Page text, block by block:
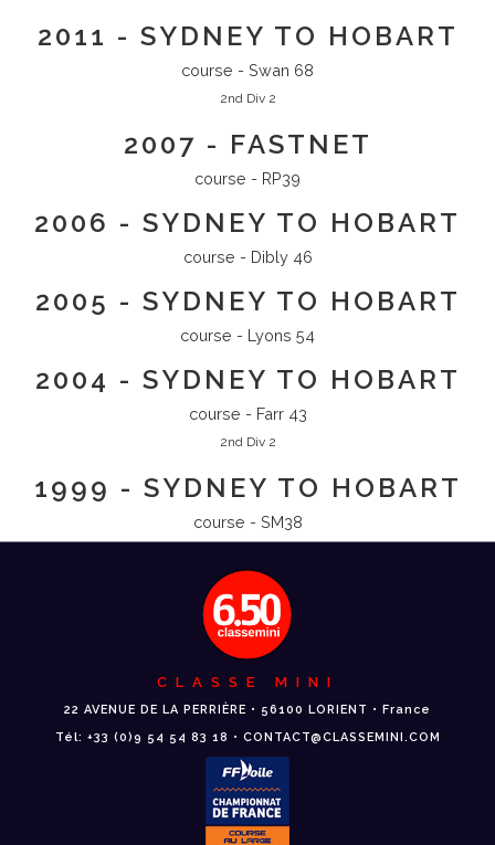
2011 - SYDNEY TO HOBART
course - Swan 68
2nd Div 2
2007 - FASTNET
course - RP39
2006 - SYDNEY TO HOBART
course - Dibly 46
2005 - SYDNEY TO HOBART
course - Lyons 54
2004 - SYDNEY TO HOBART
course - Farr 43
2nd Div 2
1999 - SYDNEY TO HOBART
course - SM38
CLASSE MINI
22 AVENUE DE LA PERRIÈRE • 56100 LORIENT • France
Tél: +33 (0)9 54 54 83 18 • CONTACT@CLASSEMINI.COM